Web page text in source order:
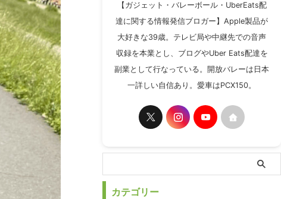
【ガジェット・バレーボール・UberEats配
達に関する情報発信ブロガー】Apple製品が
大好きな39歳。テレビ局や中継先での音声
収録を本業とし、ブログやUber Eats配達を
副業として行なっている。開放バレーは日本
一詳しい自信あり。愛車はPCX150。
カテゴリー